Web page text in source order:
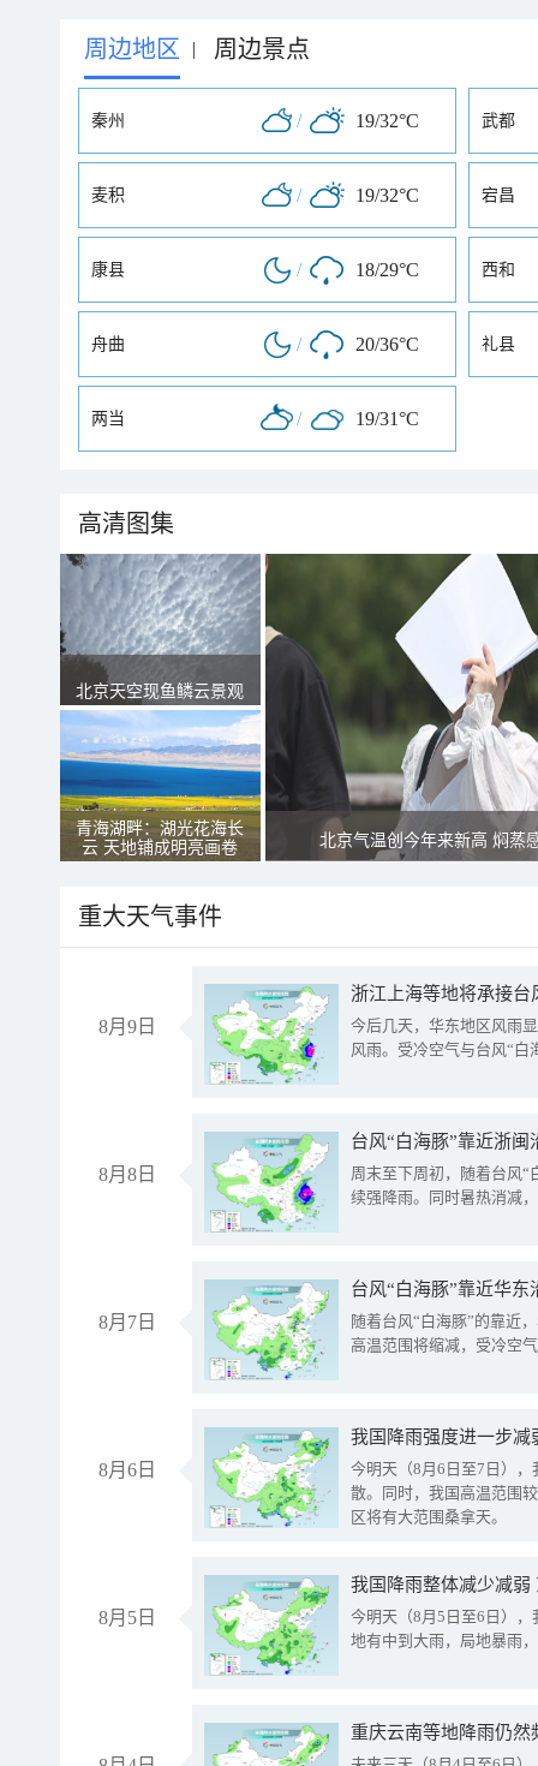
周边地区 | 周边景点
秦州 / 19/32°C 武都
麦积 / 19/32°C 宕昌
康县 / 18/29°C 西和
舟曲 / 20/36°C 礼县
两当 / 19/31°C
高清图集
北京天空现鱼鳞云景观
青海湖畔：湖光花海长
云 天地铺成明亮画卷
北京气温创今年来新高 焖蒸
重大天气事件
8月9日
浙江上海等地将承接台
今后几天，华东地区风雨
风雨。受冷空气与台风“白
8月8日
台风“白海豚”靠近浙
周末至下周初，随着台风“
续强降雨。同时暑热消减
8月7日
台风“白海豚”靠近华
随着台风“白海豚”的靠近
高温范围将缩减，受冷空
8月6日
今明天（8月6日至7日）
散。同时，我国高温范围
区将有大范围桑拿天。
8月5日
我国降雨整体减少减弱
今明天（8月5日至6日）
地有中到大雨，局地暴雨
重庆云南等地降雨仍然